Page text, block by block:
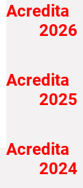
Acredita
2026
Acredita
2025
Acredita
2024